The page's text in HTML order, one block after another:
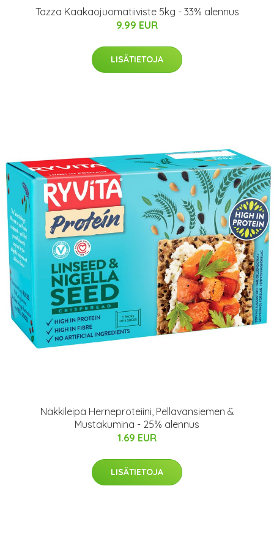
Tazza Kaakaojuomatiiviste 5kg - 33% alennus
9.99 EUR
LISÄTIETOJA
Näkkileipä Herneproteiini, Pellavansiemen &
Mustakumina - 25% alennus
1.69 EUR
LISÄTIETOJA